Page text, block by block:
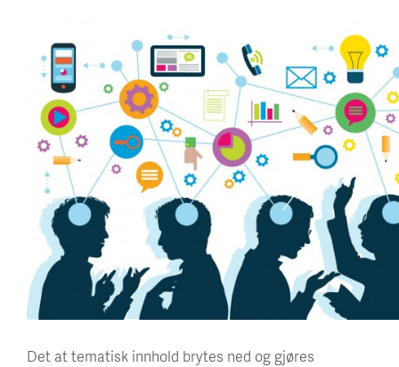
Det at tematisk innhold brytes ned og gjøres